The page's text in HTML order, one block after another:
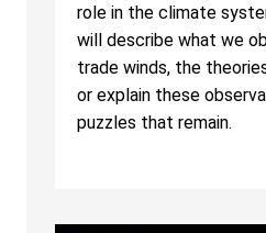
role in the climate
will describe what we
trade winds, the
or explain these
puzzles that remain.